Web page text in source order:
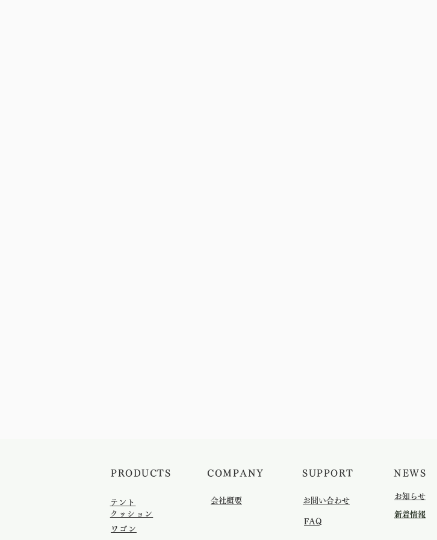
​COMPANY
​PRODUCTS
クッション
ワゴン
​会社概要
テント
SUPPORT
​お問い合わせ
​FAQ
NEWS
​お知らせ
​新着情報